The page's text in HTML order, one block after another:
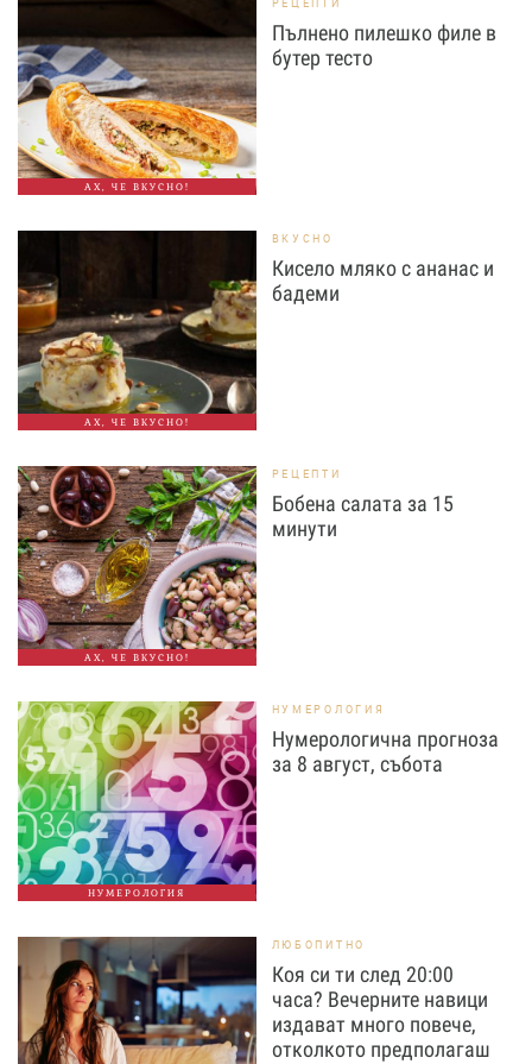
АХ, ЧЕ ВКУСНО!
РЕЦЕПТИ
Пълнено пилешко филе в
бутер тесто
АХ, ЧЕ ВКУСНО!
ВКУСНО
Кисело мляко с ананас и
бадеми
АХ, ЧЕ ВКУСНО!
РЕЦЕПТИ
Бобена салата за 15
минути
НУМЕРОЛОГИЯ
НУМЕРОЛОГИЯ
Нумерологична прогноза
за 8 август, събота
ЛЮБОПИТНО
Коя си ти след 20:00
часа? Вечерните навици
издават много повече,
отколкото предполагаш